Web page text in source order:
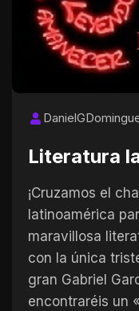
Literatura
¡Cruzamos el
latinoamérica
maravillosa
con la única
gran Gabriel
encontraréis un